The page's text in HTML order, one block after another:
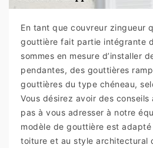
En tant que couvreur zingueur
gouttière fait partie intégrante
sommes en mesure d’installer
pendantes, des gouttières
gouttières du type chéneau,
Vous désirez avoir des conseils
pas à vous adresser à notre
modèle de gouttière est
toiture et au style architectural